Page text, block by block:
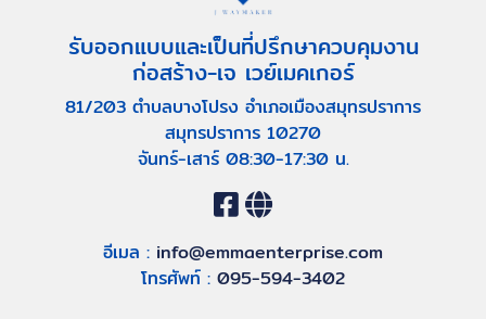
รับออกแบบและเป็นที่ปรึกษาควบคุมงาน
ก่อสร้าง-เจ เวย์เมคเกอร์
81/203 ตำบลบางโปรง อำเภอเมืองสมุทรปราการ
สมุทรปราการ 10270
จันทร์-เสาร์ 08:30-17:30 น.
อีเมล : info@emmaenterprise.com
โทรศัพท์ : 095-594-3402